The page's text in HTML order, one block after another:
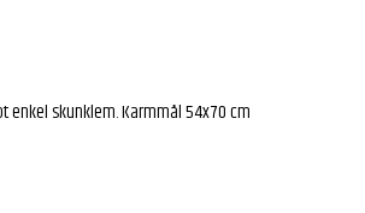
enkel skunklem. Karmmål 54x70 cm